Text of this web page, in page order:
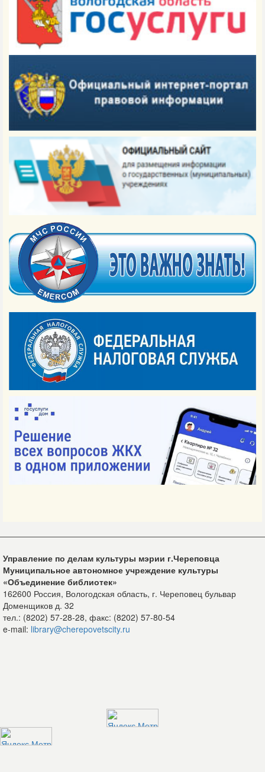
Управление по делам культуры мэрии г.Череповца
Муниципальное автономное учреждение культуры
«Объединение библиотек»
162600 Россия, Вологодская область, г. Череповец бульвар
Доменщиков д. 32
тел.: (8202) 57-28-28, факс: (8202) 57-80-54
e-mail: library@cherepovetscity.ru